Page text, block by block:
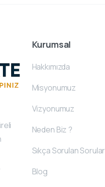
Kurumsal
Hakkımızda
Misyonumuz
Vizyonumuz
Neden Biz ?
Sıkça Sorulan Sorular
Blog